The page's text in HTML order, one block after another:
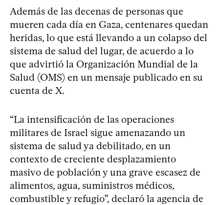
Además de las decenas de personas que
mueren cada día en Gaza, centenares quedan
heridas, lo que está llevando a un colapso del
sistema de salud del lugar, de acuerdo a lo
que advirtió la Organización Mundial de la
Salud (OMS) en un mensaje publicado en su
cuenta de X.
“La intensificación de las operaciones
militares de Israel sigue amenazando un
sistema de salud ya debilitado, en un
contexto de creciente desplazamiento
masivo de población y una grave escasez de
alimentos, agua, suministros médicos,
combustible y refugio”, declaró la agencia de